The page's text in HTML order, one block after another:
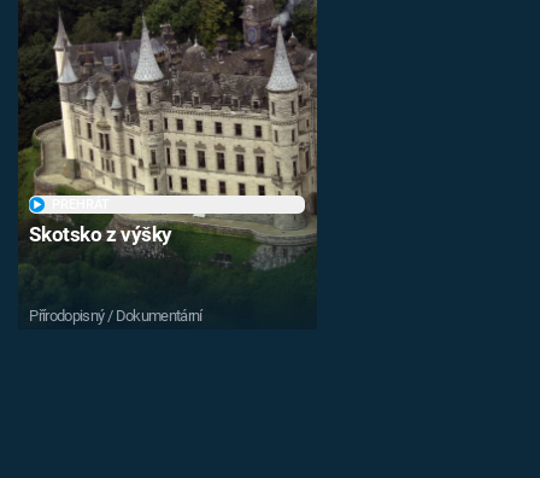
Skotsko z výšky
Přírodopisný / Dokumentární